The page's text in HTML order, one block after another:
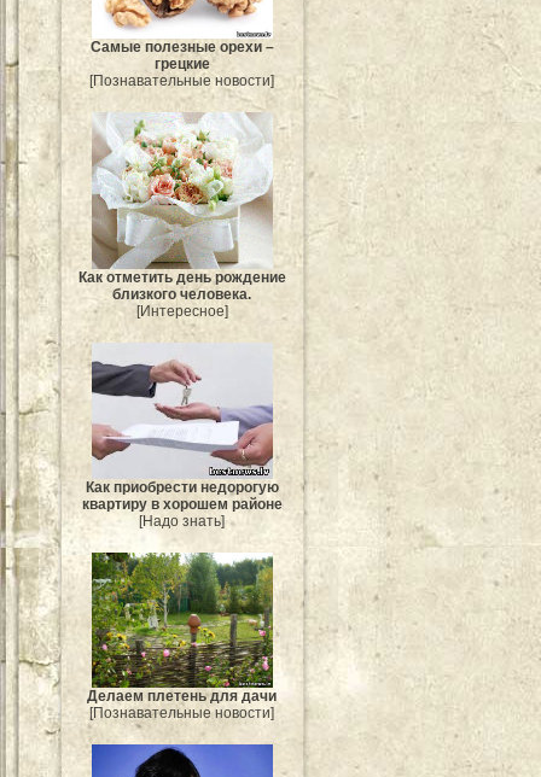
Самые полезные орехи –
грецкие
[Познавательные новости]
Как отметить день рождение
близкого человека.
[Интересное]
Как приобрести недорогую
квартиру в хорошем районе
[Надо знать]
Делаем плетень для дачи
[Познавательные новости]